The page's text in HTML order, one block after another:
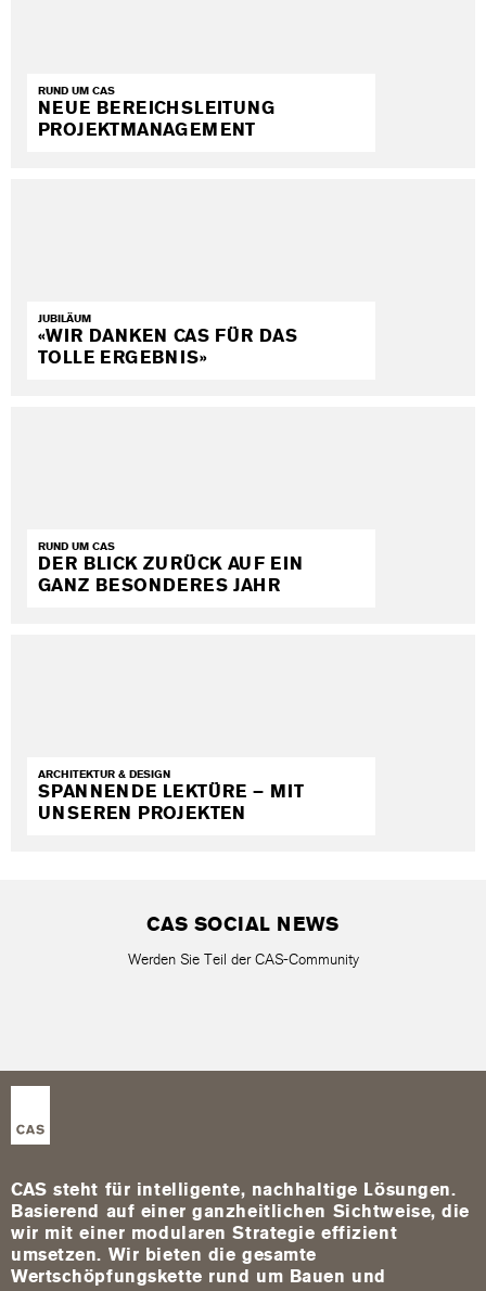
RUND UM CAS
NEUE BEREICHSLEITUNG
PROJEKTMANAGEMENT
JUBILÄUM
«WIR DANKEN CAS FÜR DAS
TOLLE ERGEBNIS»
RUND UM CAS
DER BLICK ZURÜCK AUF EIN
GANZ BESONDERES JAHR
ARCHITEKTUR & DESIGN
SPANNENDE LEKTÜRE – MIT
UNSEREN PROJEKTEN
CAS SOCIAL NEWS
Werden Sie Teil der CAS-Community
CAS steht für intelligente, nachhaltige Lösungen.
Basierend auf einer ganzheitlichen Sichtweise, die
wir mit einer modularen Strategie effizient
umsetzen. Wir bieten die gesamte
Wertschöpfungskette rund um Bauen und